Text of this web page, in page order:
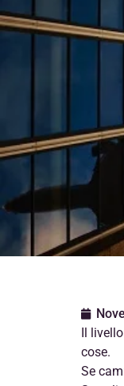
Il
cose.
Se